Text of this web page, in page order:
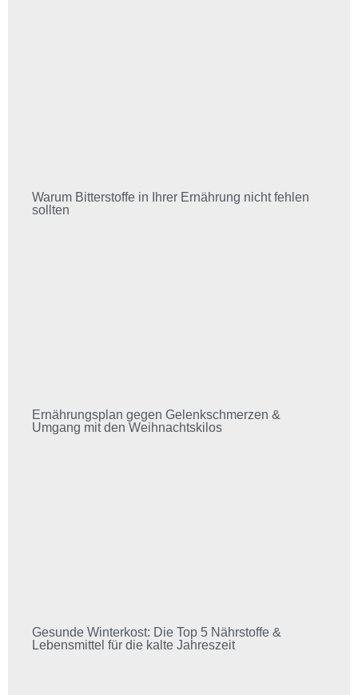
Warum Bitterstoffe in Ihrer Ernährung nicht fehlen
sollten
Ernährungsplan gegen Gelenkschmerzen &
Umgang mit den Weihnachtskilos
Gesunde Winterkost: Die Top 5 Nährstoffe &
Lebensmittel für die kalte Jahreszeit